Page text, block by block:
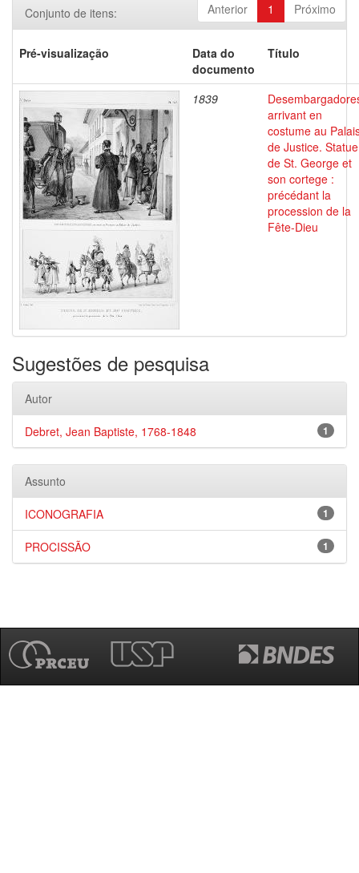
Anterior 1 Próximo
Conjunto de itens:
Pré-visualização
Data do
documento
Título
1839
arrivant en
costume au
de Justice. Statue
de St. George et
son cortege :
précédant la
procession de la
Fête-Dieu
Sugestões de pesquisa
Autor
1
Debret, Jean Baptiste, 1768-1848
Assunto
1
ICONOGRAFIA
1
PROCISSÃO